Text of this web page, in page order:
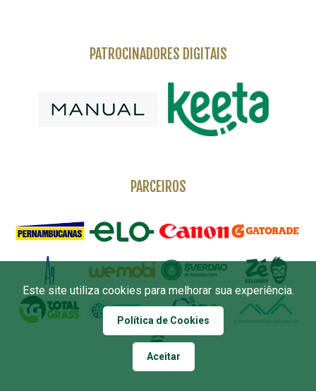
PATROCINADORES DIGITAIS
PARCEIROS
Este site utiliza cookies para melhorar sua experiência.
Política de Cookies
Aceitar